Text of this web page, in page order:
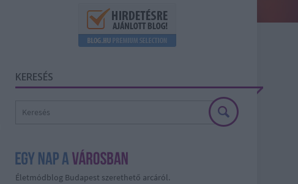
KERESÉS
Életmódblog Budapest szerethető arcáról.